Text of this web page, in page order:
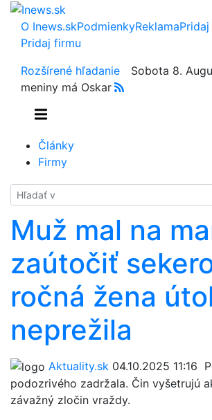
O Inews.skPodmienkyReklama
Pridaj firmu
Rozšírené hľadanie
Sobota 8.
meniny má Oskar
Články
Firmy
Hladať
Muž mal na
zaútočiť
ročná žena
neprežila
Aktuality.sk 04.10.2025 11:16
podozrivého zadržala. Čin vyšetrujú
závažný zločin vraždy.